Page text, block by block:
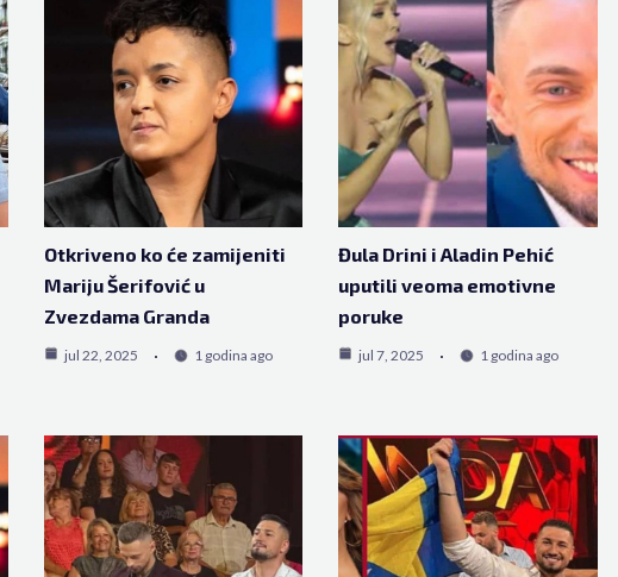
Otkriveno ko će zamijeniti
Mariju Šerifović u
Zvezdama Granda
jul 22, 2025 1 godina ago
Đula Drini i Aladin Pehić
uputili veoma emotivne
poruke
jul 7, 2025 1 godina ago